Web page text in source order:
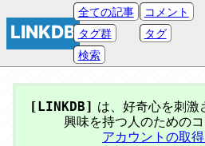
LINKDB
全ての記事
コメント
タグ群
タグ
検索
[LINKDB] は、好奇心を刺激
興味を持つ人のための
アカウントの取